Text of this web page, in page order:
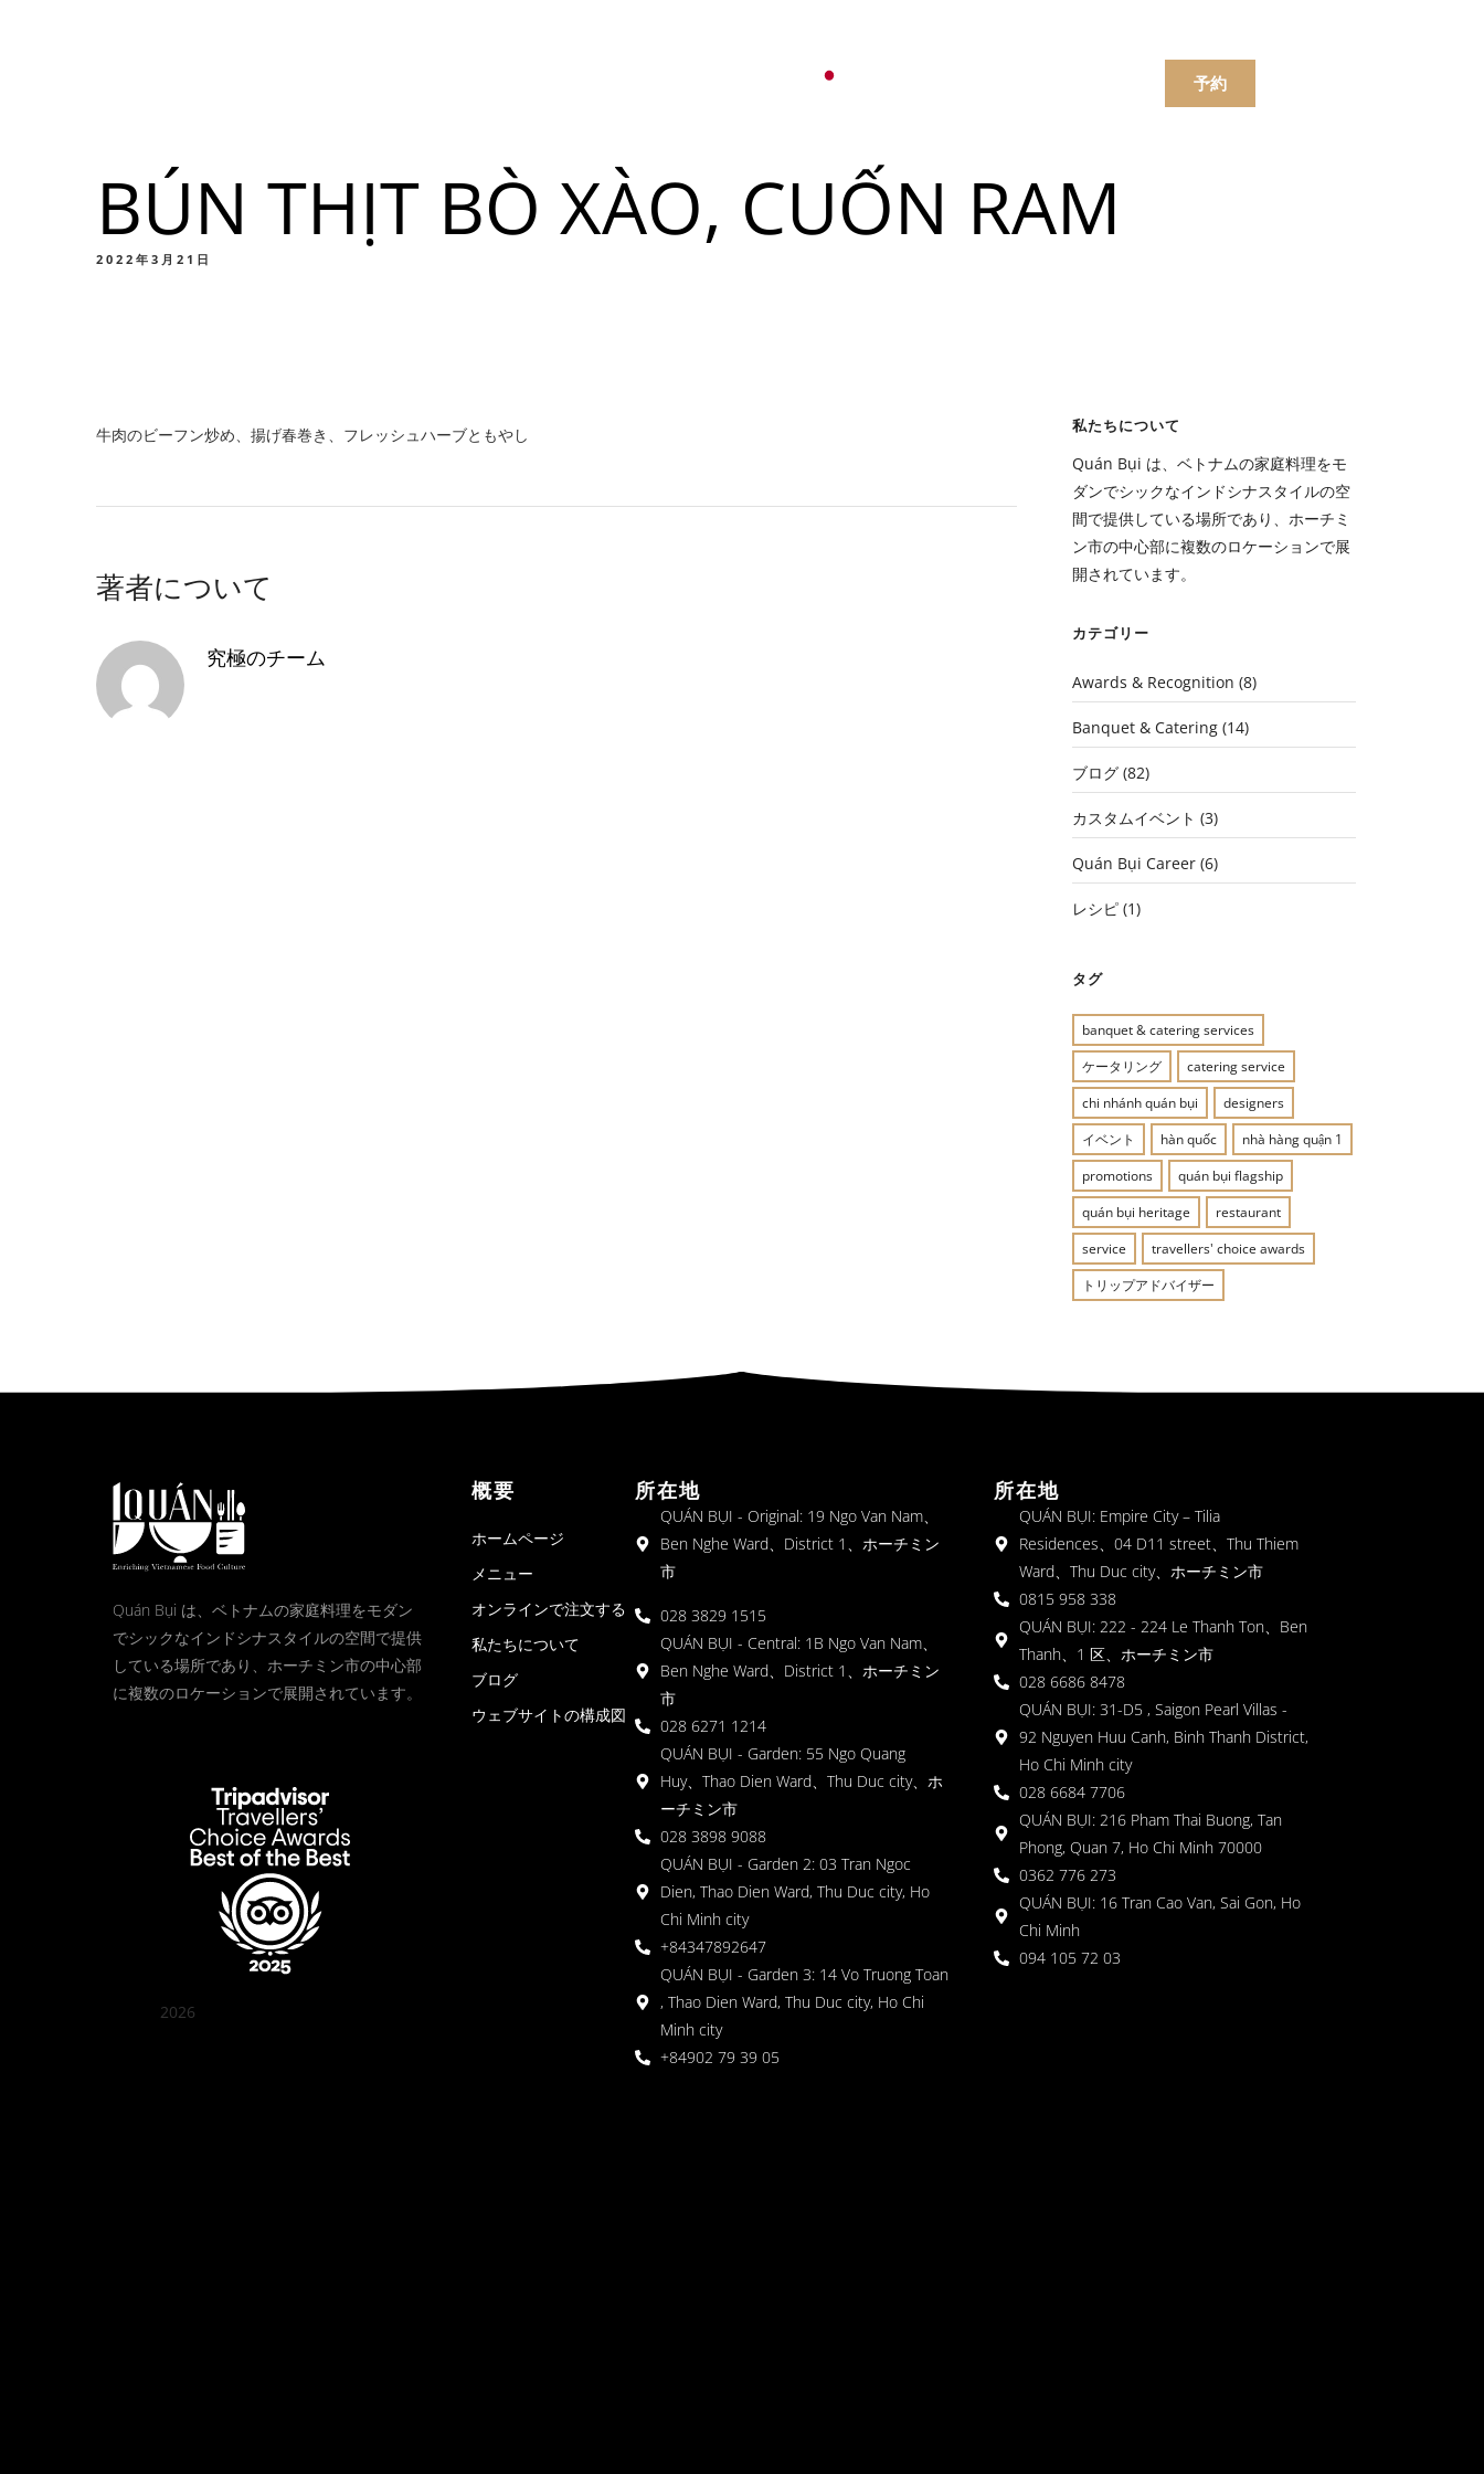
メニュー
カスタムイベント
メニュー
飲み物
Tiếng Việt
한국어
予約
メニュー
カスタムイベント
メニュー
BÚN THỊT BÒ XÀO, CUỐN RAM
2022年3月21日
牛肉のビーフン炒め、揚げ春巻き、フレッシュハーブともやし
著者について
究極のチーム
私たちについて
Quán Bụi は、ベトナムの家庭料理をモ
ダンでシックなインドシナスタイルの空
間で提供している場所であり、ホーチミ
ン市の中心部に複数のロケーションで展
開されています。
カテゴリー
Awards & Recognition (8)
Banquet & Catering (14)
ブログ (82)
カスタムイベント (3)
Quán Bụi Career (6)
レシピ (1)
タグ
banquet & catering services
ケータリング
catering service
chi nhánh quán bụi
designers
イベント
hàn quốc
nhà hàng quận 1
promotions
quán bụi flagship
quán bụi heritage
restaurant
service
travellers' choice awards
トリップアドバイザー
Quán Bụi は、ベトナムの家庭料理をモダン
でシックなインドシナスタイルの空間で提供
している場所であり、ホーチミン市の中心部
に複数のロケーションで展開されています。
2026
概要
ホームページ
メニュー
オンラインで注文する
私たちについて
ブログ
ウェブサイトの構成図
所在地
QUÁN BỤI - Original: 19 Ngo Van Nam、
Ben Nghe Ward、District 1、ホーチミン
市
028 3829 1515
QUÁN BỤI - Central: 1B Ngo Van Nam、
Ben Nghe Ward、District 1、ホーチミン
市
028 6271 1214
QUÁN BỤI - Garden: 55 Ngo Quang
Huy、Thao Dien Ward、Thu Duc city、ホ
ーチミン市
028 3898 9088
QUÁN BỤI - Garden 2: 03 Tran Ngoc
Dien, Thao Dien Ward, Thu Duc city, Ho
Chi Minh city
+84347892647
QUÁN BỤI - Garden 3: 14 Vo Truong Toan
, Thao Dien Ward, Thu Duc city, Ho Chi
Minh city
+84902 79 39 05
所在地
QUÁN BỤI: Empire City – Tilia
Residences、04 D11 street、Thu Thiem
Ward、Thu Duc city、ホーチミン市
0815 958 338
QUÁN BỤI: 222 - 224 Le Thanh Ton、Ben
Thanh、1 区、ホーチミン市
028 6686 8478
QUÁN BỤI: 31-D5 , Saigon Pearl Villas -
92 Nguyen Huu Canh, Binh Thanh District,
Ho Chi Minh city
028 6684 7706
QUÁN BỤI: 216 Pham Thai Buong, Tan
Phong, Quan 7, Ho Chi Minh 70000
0362 776 273
QUÁN BỤI: 16 Tran Cao Van, Sai Gon, Ho
Chi Minh
094 105 72 03